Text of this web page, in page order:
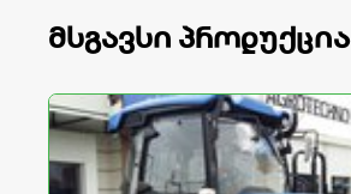
მსგავსი პროდუქცია